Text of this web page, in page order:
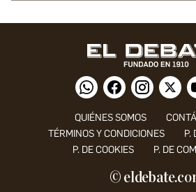
QUIÉNES SOMOS
TÉRMINOS Y CONDICIONES
P.
P. DE COOKIES
P. DE
©